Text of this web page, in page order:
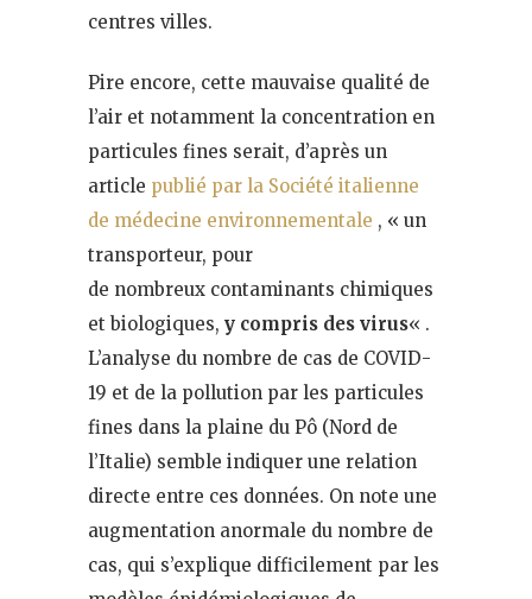
centres villes.
Pire encore, cette mauvaise qualité de
l’air et notamment la concentration en
particules fines serait, d’après un
article publié par la Société italienne
de médecine environnementale , « un
transporteur, pour
de nombreux contaminants chimiques
et biologiques, y compris des virus« .
L’analyse du nombre de cas de COVID-
19 et de la pollution par les particules
fines dans la plaine du Pô (Nord de
l’Italie) semble indiquer une relation
directe entre ces données. On note une
augmentation anormale du nombre de
cas, qui s’explique difficilement par les